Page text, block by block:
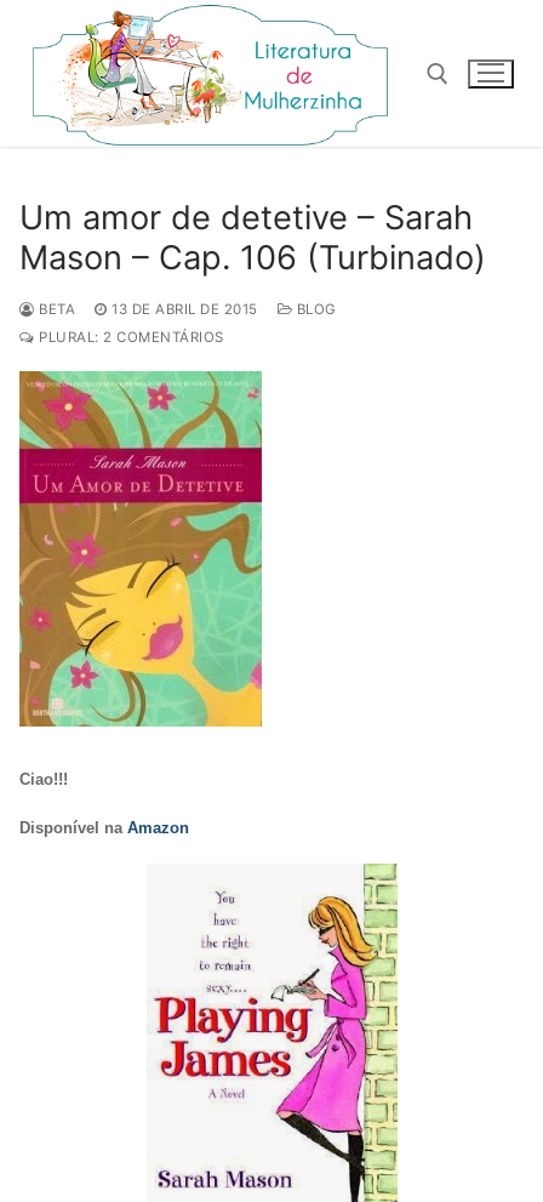
para
conteúdo
Um amor de detetive – Sarah
Mason – Cap. 106 (Turbinado)
BETA 13 DE ABRIL DE 2015
BLOG
PLURAL: 2 COMENTÁRIOS
Ciao!!!
Disponível na Amazon